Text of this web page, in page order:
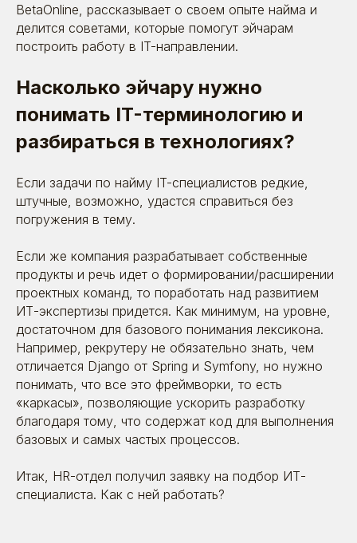
BetaOnline, рассказывает о своем опыте найма и
делится советами, которые помогут эйчарам
построить работу в IT-направлении.
Насколько эйчару нужно
понимать IT-терминологию и
разбираться в технологиях?
Если задачи по найму IT-специалистов редкие,
штучные, возможно, удастся справиться без
погружения в тему.
Если же компания разрабатывает собственные
продукты и речь идет о формировании/расширении
проектных команд, то поработать над развитием
ИТ-экспертизы придется. Как минимум, на уровне,
достаточном для базового понимания лексикона.
Например, рекрутеру не обязательно знать, чем
отличается Django от Spring и Symfony, но нужно
понимать, что все это фреймворки, то есть
«каркасы», позволяющие ускорить разработку
благодаря тому, что содержат код для выполнения
базовых и самых частых процессов.
Итак, HR-отдел получил заявку на подбор ИТ-
специалиста. Как с ней работать?